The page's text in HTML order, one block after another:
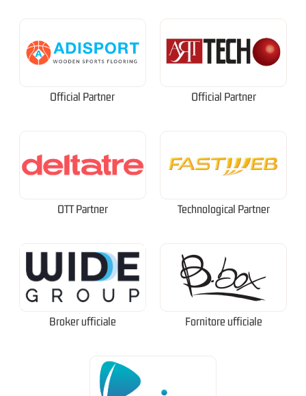
Official Partner Official Partner
OTT Partner Technological Partner
Broker ufficiale Fornitore ufficiale